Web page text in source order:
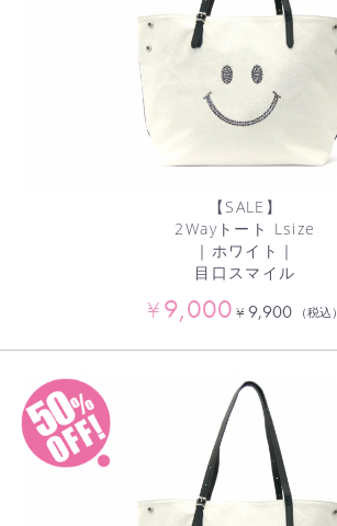
【SALE】
2Wayトート Lsize
｜ホワイト｜
目口スマイル
¥9,000 ¥ 9,900 （税込）